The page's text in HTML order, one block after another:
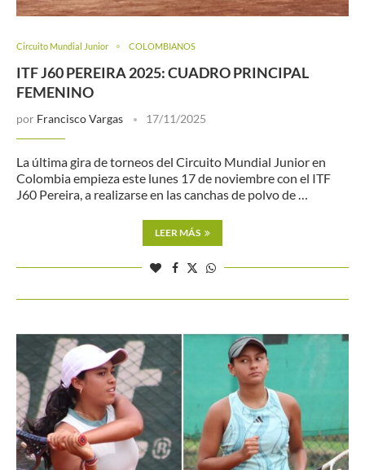
Circuito Mundial Junior COLOMBIANOS
ITF J60 PEREIRA 2025: CUADRO PRINCIPAL
FEMENINO
por Francisco Vargas 17/11/2025
La última gira de torneos del Circuito Mundial Junior en
Colombia empieza este lunes 17 de noviembre con el ITF
J60 Pereira, a realizarse en las canchas de polvo de …
LEER MÁS